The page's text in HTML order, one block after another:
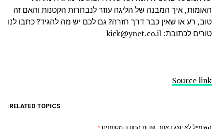
האומות, איך המבנה של הליגה עוזר לנבחרות הקטנות והאם זה
טוב, רע או שאין כבר דרך חזרה? גם לכם יש מה להגיד? כתבו לנו
טורים לכתובת: kick@ynet.co.il
Source link
RELATED TOPICS:
האימייל לא יוצג באתר. שדות החובה מסומנים *